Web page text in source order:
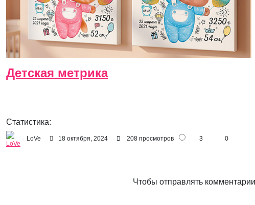
Детская метрика
Статистика:
LoVe 18 октября, 2024 208 просмотров 3 0
Чтобы отправлять